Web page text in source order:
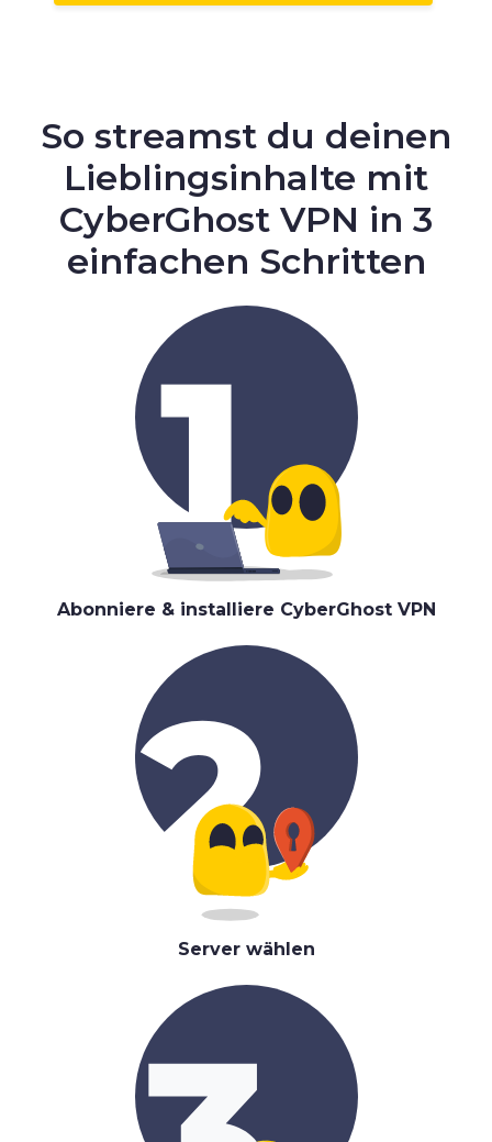
So streamst du deinen
Lieblingsinhalte mit
CyberGhost VPN in 3
einfachen Schritten
Abonniere & installiere CyberGhost VPN
Server wählen